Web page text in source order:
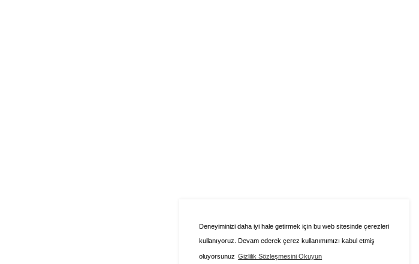
Deneyiminizi daha iyi hale getirmek için bu web sitesinde çerezleri
kullanıyoruz. Devam ederek çerez kullanımımızı kabul etmiş
oluyorsunuz Gizlilik Sözleşmesini Okuyun